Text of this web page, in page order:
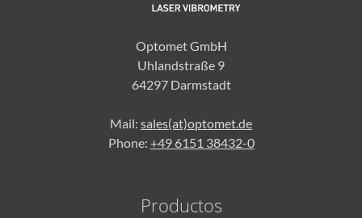
Optomet GmbH
Uhlandstraße 9
64297 Darmstadt
Mail: sales(at)optomet.de
Phone: +49 6151 38432-0
Productos